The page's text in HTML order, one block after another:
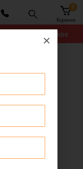
Корзина
0
оправу в Москве